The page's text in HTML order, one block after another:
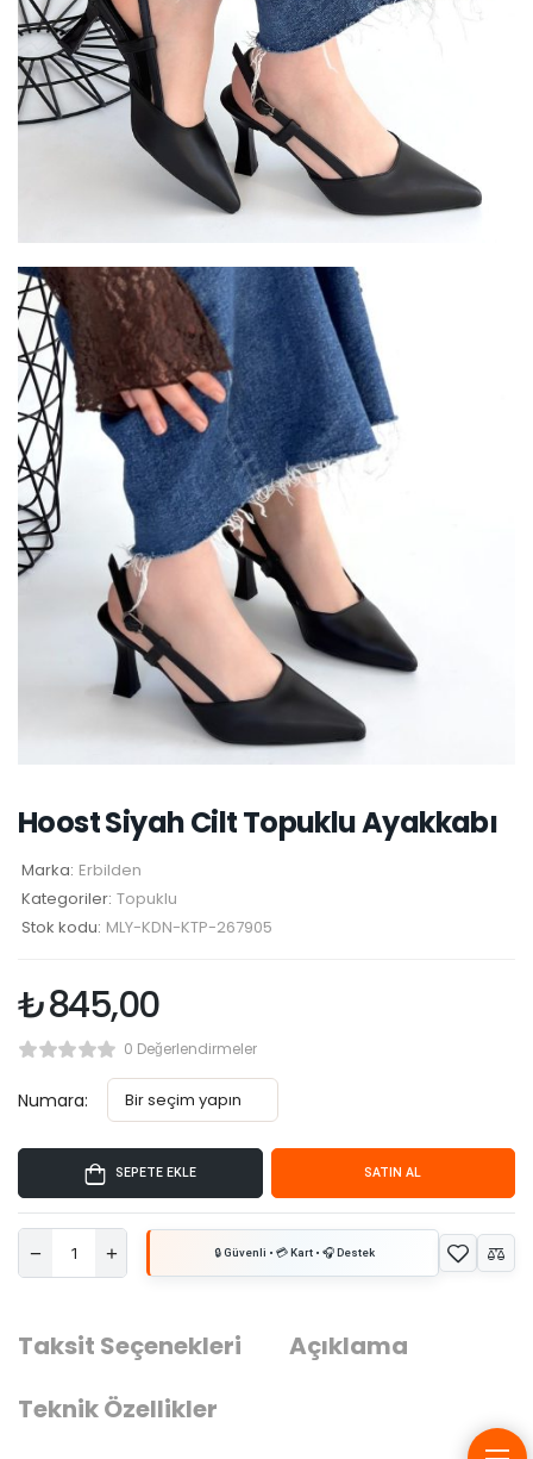
Hoost Siyah Cilt Topuklu Ayakkabı
Marka: Erbilden
Kategoriler: Topuklu
Stok kodu: MLY-KDN-KTP-267905
₺845,00
0 Değerlendirmeler
Numara:
SEPETE EKLE SATIN AL
Taksit Seçenekleri
Açıklama
Teknik Özellikler